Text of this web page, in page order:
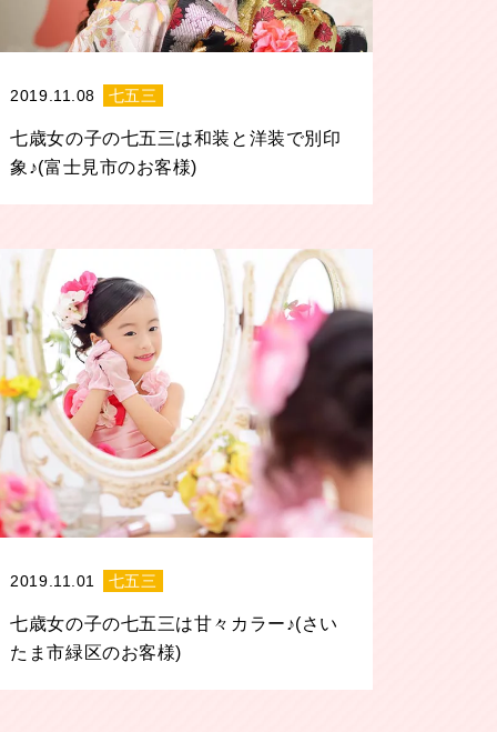
2019.11.08 七五三
七歳女の子の七五三は和装と洋装で別印
象♪(富士見市のお客様)
2019.11.01 七五三
七歳女の子の七五三は甘々カラー♪(さい
たま市緑区のお客様)